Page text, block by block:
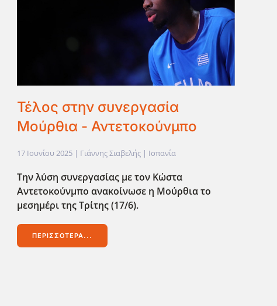
Τέλος στην συνεργασία
Μούρθια - Αντετοκούνμπο
17 Ιουνίου 2025| Γιάννης Σιαβελής | Ισπανία
Την λύση συνεργασίας με τον Κώστα
Αντετοκούνμπο ανακοίνωσε η Μούρθια το
μεσημέρι της Τρίτης (17/6).
ΠΕΡΙΣΣΌΤΕΡΑ...